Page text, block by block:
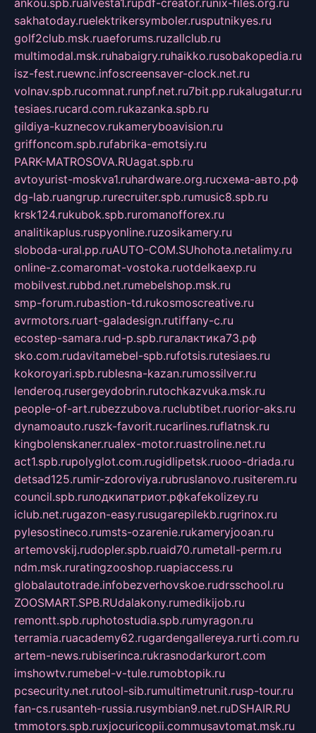
sakhatoday.ruelektrikersymboler.rusputnikyes.ru
golf2club.msk.ruaeforums.ruzallclub.ru
multimodal.msk.ruhabaigry.ruhaikko.rusobakopedia.ru
isz-fest.ruewnc.infoscreensaver-clock.net.ru
volnav.spb.rucomnat.runpf.net.ru7bit.pp.rukalugatur.ru
tesiaes.rucard.com.rukazanka.spb.ru
gildiya-kuznecov.rukameryboavision.ru
griffoncom.spb.rufabrika-emotsiy.ru
PARK-MATROSOVA.RUagat.spb.ru
avtoyurist-moskva1.ruhardware.org.ruсхема-авто.рф
dg-lab.ruangrup.rurecruiter.spb.rumusic8.spb.ru
krsk124.rukubok.spb.ruromanofforex.ru
analitikaplus.ruspyonline.ruzosikamery.ru
sloboda-ural.pp.ruAUTO-COM.SUhohota.netalimy.ru
online-z.comaromat-vostoka.ruotdelkaexp.ru
mobilvest.rubbd.net.rumebelshop.msk.ru
smp-forum.rubastion-td.rukosmoscreative.ru
avrmotors.ruart-galadesign.rutiffany-c.ru
ecostep-samara.rud-p.spb.ruгалактика73.рф
sko.com.rudavitamebel-spb.rufotsis.rutesiaes.ru
kokoroyari.spb.rublesna-kazan.rumossilver.ru
lenderoq.rusergeydobrin.rutochkazvuka.msk.ru
people-of-art.rubezzubova.ruclubtibet.ruorior-aks.ru
dynamoauto.ruszk-favorit.rucarlines.ruflatnsk.ru
kingbolenskaner.rualex-motor.ruastroline.net.ru
act1.spb.rupolyglot.com.rugidlipetsk.ruooo-driada.ru
detsad125.rumir-zdoroviya.rubruslanovo.rusiterem.ru
council.spb.ruлодкипатриот.рфkafekolizey.ru
iclub.net.rugazon-easy.rusugarepilekb.rugrinox.ru
pylesostineco.rumsts-ozarenie.rukameryjooan.ru
artemovskij.rudopler.spb.ruaid70.rumetall-perm.ru
ndm.msk.ruratingzooshop.ruapiaccess.ru
globalautotrade.infobezverhovskoe.rudrsschool.ru
ZOOSMART.SPB.RUdalakony.rumedikijob.ru
remontt.spb.ruphotostudia.spb.rumyragon.ru
terramia.ruacademy62.rugardengallereya.rurti.com.ru
artem-news.rubiserinca.rukrasnodarkurort.com
imshowtv.rumebel-v-tule.rumobtopik.ru
pcsecurity.net.rutool-sib.rumultimetrunit.rusp-tour.ru
fan-cs.rusanteh-russia.rusymbian9.net.ruDSHAIR.RU
tmmotors.spb.ruxjocuricopii.commusavtomat.msk.ru